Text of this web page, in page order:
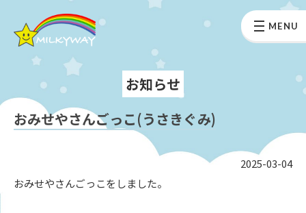
MENU
お知らせ
おみせやさんごっこ(うさきぐみ)
2025-03-04
おみせやさんごっこをしました。